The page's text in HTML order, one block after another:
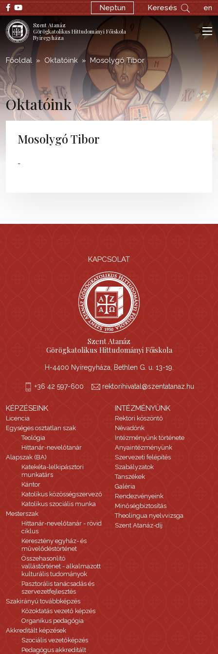
Neptun Keresés en
Szent Atanáz
Görögkatolikus Hittudományi Főiskola
Nyíregyháza
Főoldal Oktatóink Mosolygó Tibor
Oktatóink
Mosolygó Tibor
-
KAPCSOLAT
Szent Atanáz
Görögkatolikus Hittudományi Főiskola
H-4400 Nyíregyháza, Bethlen G. u. 13-19.
+36 42 597-600 rektorihivatal@szentatanaz.hu
KÉPZÉSEINK
Licencia
Egységes osztatlan szak
Teológia
Hittanár-nevelőtanár
Alapszak (BA)
Katekéta-lelkipásztori
munkatárs
Kántor
Katolikus közösségszervező
Katolikus szociális munka
Mesterszak
Hittanár-nevelőtanár - rövid
ciklus
Keresztény egyház- és
művelődéstörténet
Összehasonlító
vallástörténet - alkalmazott
kulturális tudományok
Pasztorális tanácsadás és
szervezetfejlesztés
Szakirányú továbbképzés
Közoktatás vezető képzés
Organikus pedagógia
Akkreditált képzések
Szociális vezetőképzés
Pedagógus akkreditált
INTÉZMÉNYÜNK
Rektori köszöntő
Névadónk
Intézményünk története
Anyaintézményünk
Szervezeti felépítés
Szabályzatok
Tanszékek
Galéria
Rendezvényeink
Minőségbiztosítás
Theolingua nyelvvizsga
Szent Atanáz-díj